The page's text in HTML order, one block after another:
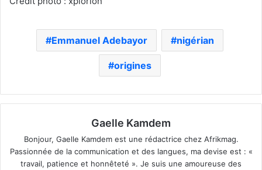
Emmanuel Adebayor nigérian
origines
Gaelle Kamdem
Bonjour, Gaelle Kamdem est une rédactrice chez Afrikmag.
Passionnée de la communication et des langues, ma devise est : «
travail, patience et honnêteté ». Je suis une amoureuse des